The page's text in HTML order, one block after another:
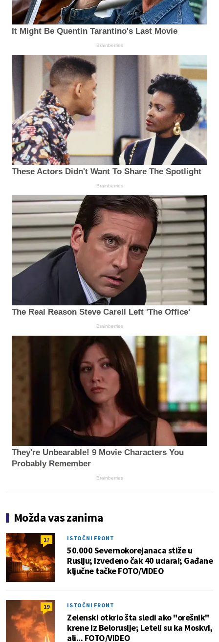
It Might Be Quentin Tarantino's Last Movie
Brainberries
These Actors Didn't Want To Share The Spotlight
Brainberries
The Real Reason Steve Carell Left 'The Office'
Brainberries
They're Unbearable! 9 Movie Characters You
Probably Remember
Brainberries
Možda vas zanima
17 ISTOČNI FRONT
50.000 Severnokorejanaca stiže u
Rusiju; Izvedeno čak 40 udara!; Gađane
ključne tačke FOTO/VIDEO
19 ISTOČNI FRONT
Zelenski otkrio šta sledi ako "orešnik"
krene iz Belorusije; Leteli su ka Moskvi,
ali... FOTO/VIDEO